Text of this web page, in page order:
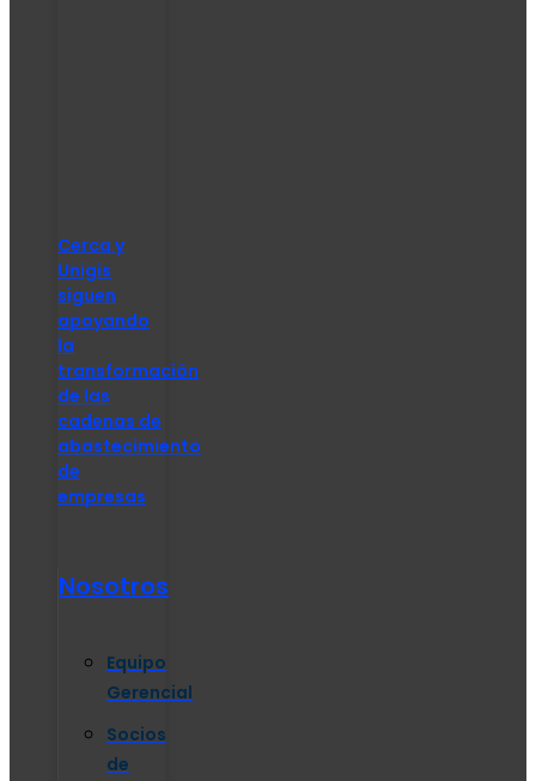
Cerca y
Unigis
siguen
apoyando
la
transformación
de las
cadenas de
abastecimiento
de
empresas
Nosotros
Equipo
Gerencial
Socios
de